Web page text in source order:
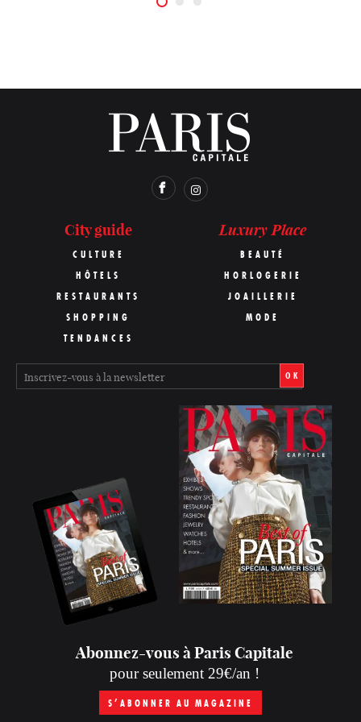
City guide
CULTURE
HÔTELS
RESTAURANTS
SHOPPING
TENDANCES
Luxury Place
BEAUTÉ
HORLOGERIE
JOAILLERIE
MODE
OK
Abonnez-vous à Paris Capitale
pour seulement 29€/an !
S’ABONNER AU MAGAZINE